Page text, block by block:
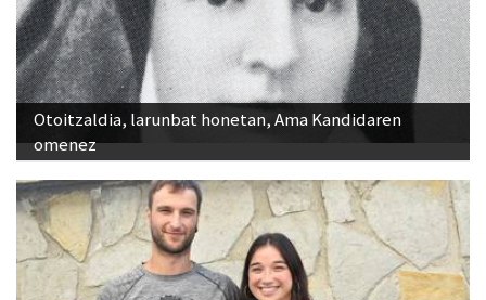
Otoitzaldia, larunbat honetan, Ama Kandidaren
omenez